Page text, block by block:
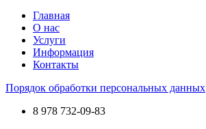
Главная
О нас
Услуги
Информация
Контакты
Порядок обработки персональных данных
8 978 732-09-83